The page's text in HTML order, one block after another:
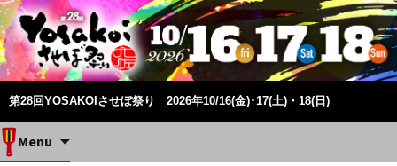
第28回YOSAKOIさせぼ祭り 2026年10/16(金)･17(土)・18(日)
Menu